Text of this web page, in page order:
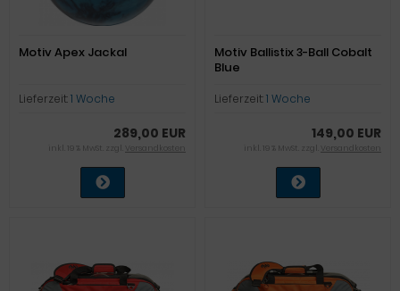
Motiv Apex Jackal
Lieferzeit:1 Woche
289,00 EUR
inkl. 19 % MwSt. zzgl. Versandkosten
Motiv Ballistix 3-Ball Cobalt
Blue
Lieferzeit:1 Woche
149,00 EUR
inkl. 19 % MwSt. zzgl. Versandkosten